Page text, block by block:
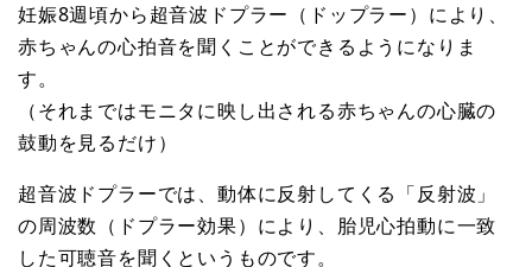
妊娠8週頃から超音波ドプラー（ドップラー）により、
赤ちゃんの心拍音を聞くことができるようになりま
す。
（それまではモニタに映し出される赤ちゃんの心臓の
鼓動を見るだけ）
超音波ドプラーでは、動体に反射してくる「反射波」
の周波数（ドプラー効果）により、胎児心拍動に一致
した可聴音を聞くというものです。